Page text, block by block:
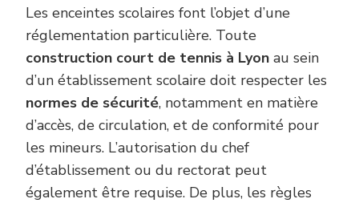
Les enceintes scolaires font l’objet d’une
réglementation particulière. Toute
construction court de tennis à Lyon au sein
d’un établissement scolaire doit respecter les
normes de sécurité, notamment en matière
d’accès, de circulation, et de conformité pour
les mineurs. L’autorisation du chef
d’établissement ou du rectorat peut
également être requise. De plus, les règles